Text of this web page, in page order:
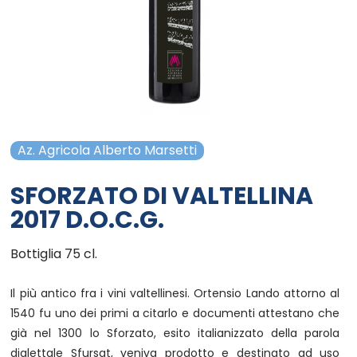
Campania - Basilicata - Calabria
Cialde Lavazza compatibili Nespresso®*
Confetture, miele, creme di cacao
Aceto
Olio
Prodotti per animali
Carta ufficio e stampanti
Candele
Az. Agricola Alberto Marsetti
SFORZATO DI VALTELLINA
2017 D.O.C.G.
Bottiglia 75 cl.
Il più antico fra i vini valtellinesi. Ortensio Lando attorno al
1540 fu uno dei primi a citarlo e documenti attestano che
già nel 1300 lo Sforzato, esito italianizzato della parola
dialettale Sfursat, veniva prodotto e destinato ad uso